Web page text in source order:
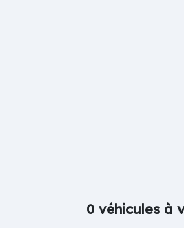
0 véhicules à